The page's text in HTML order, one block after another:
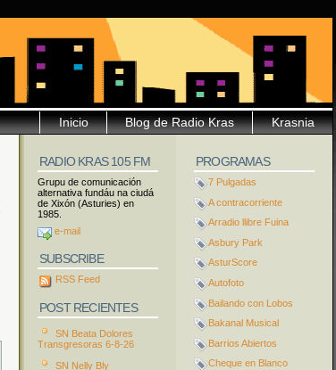
Krasnia
Blog de Radio Kras
Inicio
PROGRAMAS
7 Pulgadas
A contracorriente
Arradio llibre Fuina
Asbury Park
AsturScore
Autofoto
Bailando con Lobos
Bakanal Musical
Barrios Abiertos
Cheque en Blanco
RADIO KRAS 105 FM
Grupu de comunicación
alternativa fundáu na ciudá
de Xixón (Asturies) en
1985.
e-mail
SUBSCRIBE
RSS Feed
POST RECIENTES
SN Beata Dolores
Transgresoras 6-8-26
SN Nelly Bly